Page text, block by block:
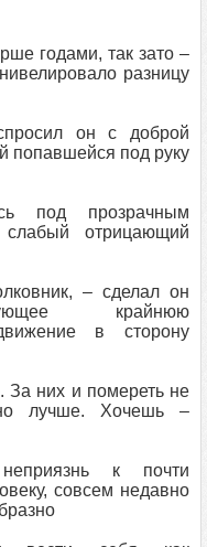
годами, так зато –
разницу
он с доброй
попавшейся под руку
под прозрачным
слабый отрицающий
– сделал он
крайнюю
в сторону
За них и помереть не
лучше. Хочешь –
к почти
совсем недавно